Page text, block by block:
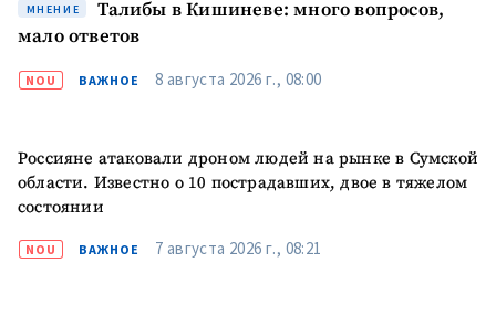
МНЕНИЕ
Талибы в Кишиневе: много вопросов,
мало ответов
NOU ВАЖНОЕ 8 августа 2026 г., 08:00
Россияне атаковали дроном людей на рынке в Сумской
области. Известно о 10 пострадавших, двое в тяжелом
состоянии
NOU ВАЖНОЕ 7 августа 2026 г., 08:21
КОНТАКТНЫЙ ИСТОЧНИК
Анонимный источник
Электронная почта
+ Мой email
Телефон
+ Личный телефон